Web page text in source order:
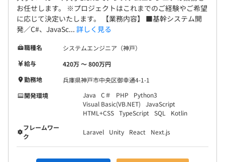
お任せします。 ※プロジェクトはこれまでのご経験やご希望
に応じて決定いたします。 【業務内容】 ■基幹システム開
発／C#、JavaSc... 詳しく見る
職種名
システムエンジニア（神戸）
給与
420万 〜 800万円
勤務地
兵庫県神戸市中央区御幸通4-1-1
開発環境
Java C＃ PHP
Python3
Visual Basic(VB.NET)
JavaScript
HTML+CSS TypeScript SQL
Kotlin
フレームワー
ク
Laravel Unity React Next.js